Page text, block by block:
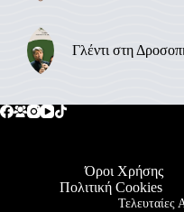
Γλέντι στη
Όροι Χρήσης
Πολιτική Cookies
Τελευταίες